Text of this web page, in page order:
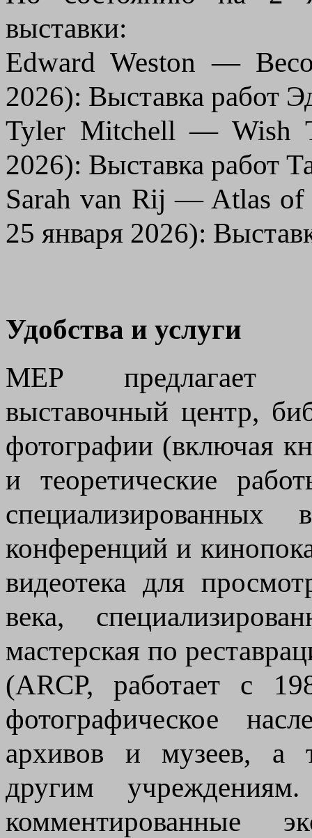
выставки:
Edward Weston —
2026): Выставка работ
Tyler Mitchell — Wish
2026): Выставка работ
Sarah van Rij — Atlas of
25 января 2026):
Удобства и услуги
MEP предлагает
выставочный центр,
фотографии (включая
и теоретические
конференций и
видеотека для
века,
мастерская по
(ARCP, работает с
фотографическое
архивов и музеев, а
другим
комментированные